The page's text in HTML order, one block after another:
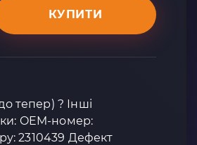
КУПИТИ
тепер) ? Інші
OEM-номер:
2310439 Дефект